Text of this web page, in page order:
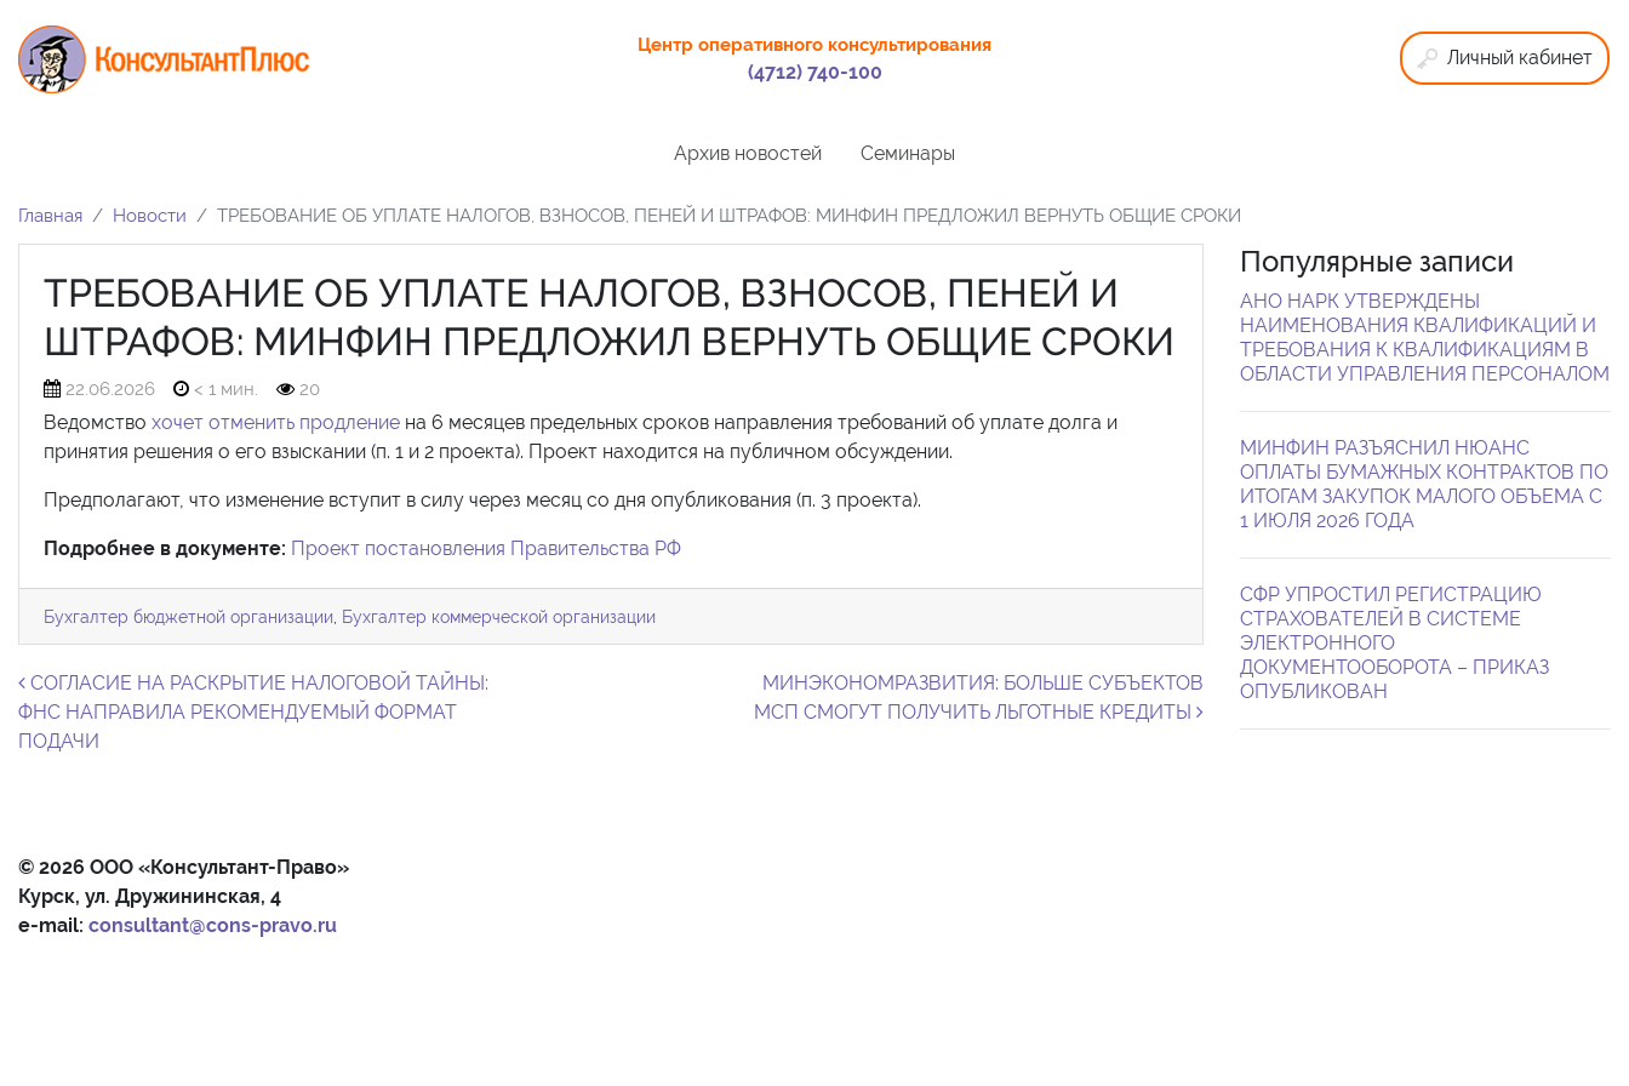
Центр оперативного консультирования
(4712) 740-100
Личный кабинет
Архив новостей Семинары
Главная Новости ТРЕБОВАНИЕ ОБ УПЛАТЕ НАЛОГОВ, ВЗНОСОВ, ПЕНЕЙ И ШТРАФОВ: МИНФИН ПРЕДЛОЖИЛ ВЕРНУТЬ ОБЩИЕ СРОКИ
ТРЕБОВАНИЕ ОБ УПЛАТЕ НАЛОГОВ, ВЗНОСОВ, ПЕНЕЙ И
ШТРАФОВ: МИНФИН ПРЕДЛОЖИЛ ВЕРНУТЬ ОБЩИЕ СРОКИ
22.06.2026 < 1 мин. 20
Ведомство хочет отменить продление на 6 месяцев предельных сроков направления требований об уплате долга и
принятия решения о его взыскании (п. 1 и 2 проекта). Проект находится на публичном обсуждении.
Предполагают, что изменение вступит в силу через месяц со дня опубликования (п. 3 проекта).
Подробнее в документе: Проект постановления Правительства РФ
Бухгалтер бюджетной организации Бухгалтер коммерческой организации
Навигация по записям
СОГЛАСИЕ НА РАСКРЫТИЕ НАЛОГОВОЙ ТАЙНЫ:
ФНС НАПРАВИЛА РЕКОМЕНДУЕМЫЙ ФОРМАТ
ПОДАЧИ
МИНЭКОНОМРАЗВИТИЯ: БОЛЬШЕ СУБЪЕКТОВ
МСП СМОГУТ ПОЛУЧИТЬ ЛЬГОТНЫЕ КРЕДИТЫ
Популярные записи
АНО НАРК УТВЕРЖДЕНЫ
НАИМЕНОВАНИЯ КВАЛИФИКАЦИЙ И
ТРЕБОВАНИЯ К КВАЛИФИКАЦИЯМ В
ОБЛАСТИ УПРАВЛЕНИЯ ПЕРСОНАЛОМ
МИНФИН РАЗЪЯСНИЛ НЮАНС
ОПЛАТЫ БУМАЖНЫХ КОНТРАКТОВ ПО
ИТОГАМ ЗАКУПОК МАЛОГО ОБЪЕМА С
1 ИЮЛЯ 2026 ГОДА
СФР УПРОСТИЛ РЕГИСТРАЦИЮ
СТРАХОВАТЕЛЕЙ В СИСТЕМЕ
ЭЛЕКТРОННОГО
ДОКУМЕНТООБОРОТА – ПРИКАЗ
ОПУБЛИКОВАН
© 2026 ООО «Консультант-Право»
Курск, ул. Дружининская, 4
e-mail: consultant@cons-pravo.ru